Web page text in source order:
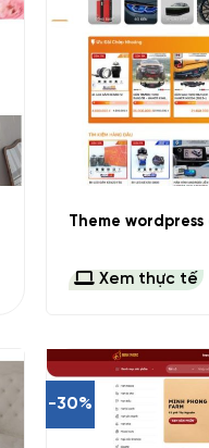
Theme
Xem thực tế
-30%